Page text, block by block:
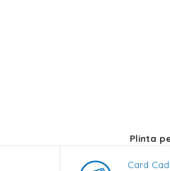
Plinta
Card